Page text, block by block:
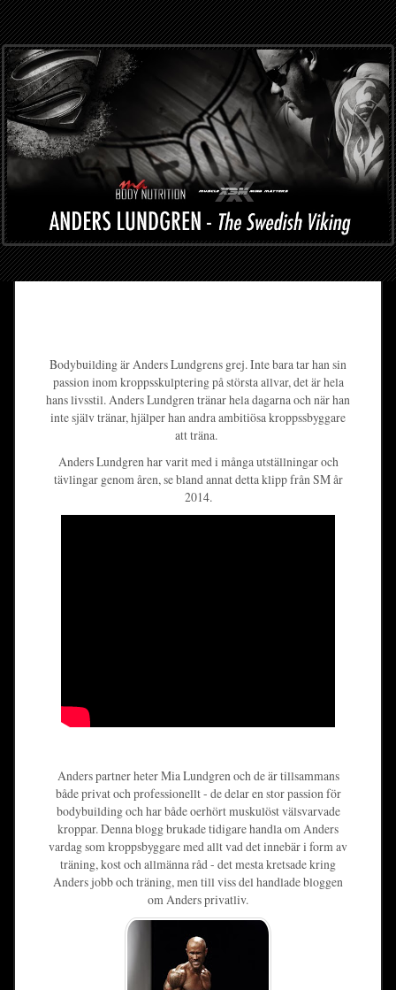
Bodybuilding är Anders Lundgrens grej. Inte bara tar han sin
passion inom kroppsskulptering på största allvar, det är hela
hans livsstil. Anders Lundgren tränar hela dagarna och när han
inte själv tränar, hjälper han andra ambitiösa kroppssbyggare
att träna.
Anders Lundgren har varit med i många utställningar och
tävlingar genom åren, se bland annat detta klipp från SM år
2014.
Anders partner heter Mia Lundgren och de är tillsammans
både privat och professionellt - de delar en stor passion för
bodybuilding och har både oerhört muskulöst välsvarvade
kroppar. Denna blogg brukade tidigare handla om Anders
vardag som kroppsbyggare med allt vad det innebär i form av
träning, kost och allmänna råd - det mesta kretsade kring
Anders jobb och träning, men till viss del handlade bloggen
om Anders privatliv.